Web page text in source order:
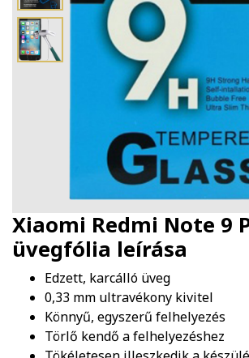
Xiaomi Redmi Note 9
üvegfólia leírása
Edzett, karcálló üveg
0,33 mm ultravékony kivitel
Könnyű, egyszerű felhelyezés
Törlő kendő a felhelyezéshez